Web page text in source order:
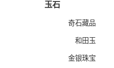
玉石
奇石藏品
和田玉
金银珠宝